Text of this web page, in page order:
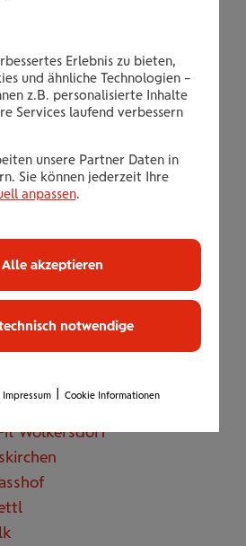
Online
gym+
Studios
Wolkersdorf
39
fit.com/wiener-neustadt/
Erlebnis zu bieten,
und ähnliche Technologien –
z.B. personalisierte Inhalte
Services laufend verbessern
unsere Partner Daten in
Sie können jederzeit Ihre
anpassen.
notwendige
Alle akzeptieren
Impressum Cookie Informationen